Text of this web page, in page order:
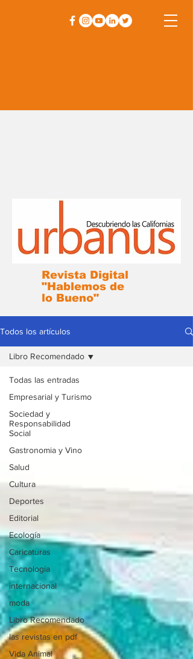
Revista Digital
"Hablemos de
lo Bueno"
Todos los artículos
Todas las entradas
Empresarial y Turismo
Sociedad y
Responsabilidad
Social
Gastronomia y Vino
Salud
Cultura
Deportes
Editorial
Ecología
Caricaturas
Tecnología
internacional
moda
Libro Recomendado
las revistas en pdf
Vida Animal
Libro Recomendado